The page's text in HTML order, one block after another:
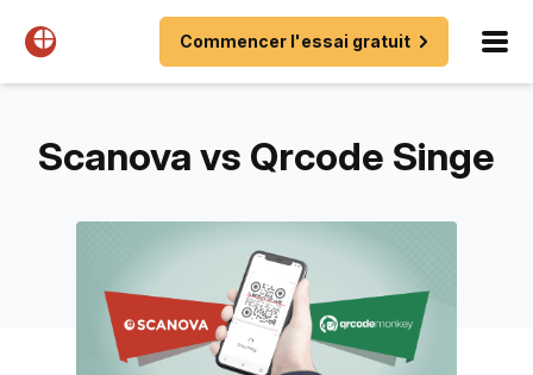
Commencer l'essai gratuit
Scanova vs Qrcode Singe